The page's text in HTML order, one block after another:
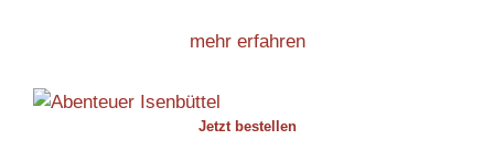
mehr erfahren
Jetzt bestellen